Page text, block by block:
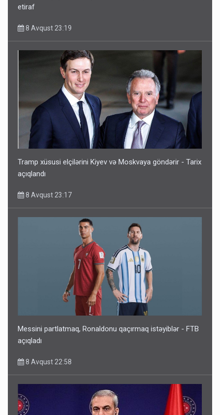
etiraf
8 Avqust 23:19
Tramp xüsusi elçilərini Kiyev və Moskvaya göndərir - Tarix
açıqlandı
8 Avqust 23:17
Messini partlatmaq, Ronaldonu qaçırmaq istəyiblər - FTB
açıqladı
8 Avqust 22:58